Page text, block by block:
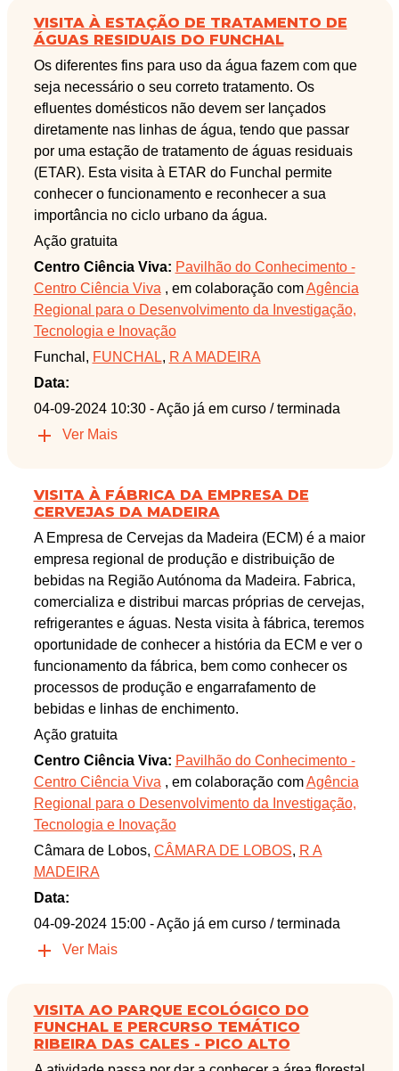
VISITA À ESTAÇÃO DE TRATAMENTO DE
ÁGUAS RESIDUAIS DO FUNCHAL
Os diferentes fins para uso da água fazem com que
seja necessário o seu correto tratamento. Os
efluentes domésticos não devem ser lançados
diretamente nas linhas de água, tendo que passar
por uma estação de tratamento de águas residuais
(ETAR). Esta visita à ETAR do Funchal permite
conhecer o funcionamento e reconhecer a sua
importância no ciclo urbano da água.
Ação gratuita
Centro Ciência Viva: Pavilhão do Conhecimento -
Centro Ciência Viva , em colaboração comAgência
Regional para o Desenvolvimento da Investigação,
Tecnologia e Inovação
Funchal, FUNCHAL, R A MADEIRA
Data:
04-09-2024 10:30 - Ação já em curso / terminada
Ver Mais
VISITA À FÁBRICA DA EMPRESA DE
CERVEJAS DA MADEIRA
A Empresa de Cervejas da Madeira (ECM) é a maior
empresa regional de produção e distribuição de
bebidas na Região Autónoma da Madeira. Fabrica,
comercializa e distribui marcas próprias de cervejas,
refrigerantes e águas. Nesta visita à fábrica, teremos
oportunidade de conhecer a história da ECM e ver o
funcionamento da fábrica, bem como conhecer os
processos de produção e engarrafamento de
bebidas e linhas de enchimento.
Ação gratuita
Centro Ciência Viva: Pavilhão do Conhecimento -
Centro Ciência Viva , em colaboração comAgência
Regional para o Desenvolvimento da Investigação,
Tecnologia e Inovação
Câmara de Lobos, CÂMARA DE LOBOS, R A
MADEIRA
Data:
04-09-2024 15:00 - Ação já em curso / terminada
Ver Mais
VISITA AO PARQUE ECOLÓGICO DO
FUNCHAL E PERCURSO TEMÁTICO
RIBEIRA DAS CALES - PICO ALTO